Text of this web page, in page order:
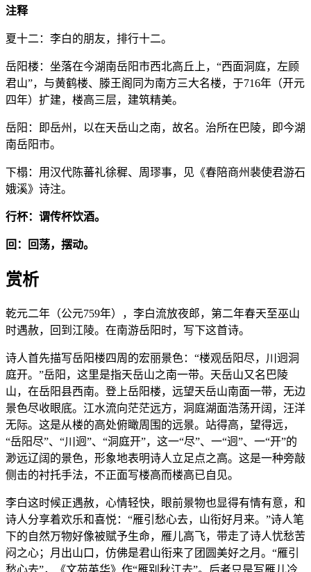
注释
夏十二：李白的朋友，排行十二。
岳阳楼：坐落在今湖南岳阳市西北高丘上，“西面洞庭，左顾
君山”，与黄鹤楼、滕王阁同为南方三大名楼，于716年（开元
四年）扩建，楼高三层，建筑精美。
岳阳：即岳州，以在天岳山之南，故名。治所在巴陵，即今湖
南岳阳市。
下榻：用汉代陈蕃礼徐穉、周璆事，见《春陪商州裴使君游石
娥溪》诗注。
行杯：谓传杯饮酒。
回：回荡，摆动。
赏析
乾元二年（公元759年），李白流放夜郎，第二年春天至巫山
时遇赦，回到江陵。在南游岳阳时，写下这首诗。
诗人首先描写岳阳楼四周的宏丽景色：“楼观岳阳尽，川迥洞
庭开。”岳阳，这里是指天岳山之南一带。天岳山又名巴陵
山，在岳阳县西南。登上岳阳楼，远望天岳山南面一带，无边
景色尽收眼底。江水流向茫茫远方，洞庭湖面浩荡开阔，汪洋
无际。这是从楼的高处俯瞰周围的远景。站得高，望得远，
“岳阳尽”、“川迥”、“洞庭开”，这一“尽”、一“迥”、一“开”的
渺远辽阔的景色，形象地表明诗人立足点之高。这是一种旁敲
侧击的衬托手法，不正面写楼高而楼高已自见。
李白这时候正遇赦，心情轻快，眼前景物也显得有情有意，和
诗人分享着欢乐和喜悦：“雁引愁心去，山衔好月来。”诗人笔
下的自然万物好像被赋予生命，雁儿高飞，带走了诗人忧愁苦
闷之心；月出山口，仿佛是君山衔来了团圆美好之月。“雁引
愁心去”，《文苑英华》作“雁别秋江去”。后者只是写雁儿冷